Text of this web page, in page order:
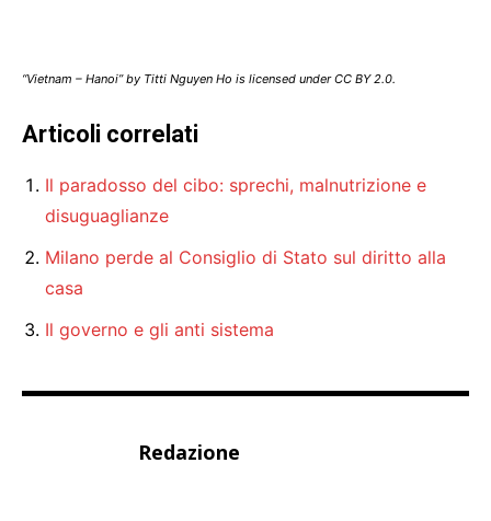
“Vietnam – Hanoi” by Titti Nguyen Ho is licensed under CC BY 2.0.
Articoli correlati
Il paradosso del cibo: sprechi, malnutrizione e
disuguaglianze
Milano perde al Consiglio di Stato sul diritto alla
casa
Il governo e gli anti sistema
Redazione